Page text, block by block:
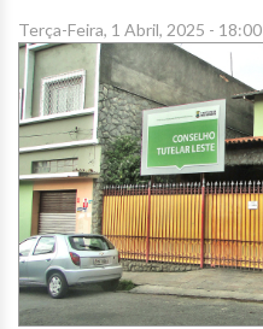
Terça-Feira, 1 Abril, 2025 - 18:00